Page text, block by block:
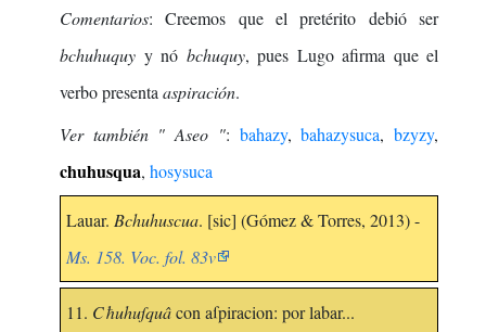
Comentarios: Creemos que el pretérito debió ser
bchuhuquy y nó bchuquy, pues Lugo afirma que el
verbo presenta aspiración.
Ver también " Aseo ": bahazy,bahazysuca,bzyzy,
chuhusqua, hosysuca
Lauar. Bchuhuscua. [sic] (Gómez & Torres, 2013) -
Ms. 158. Voc. fol. 83v
11. Cħuhuſquâcon aſpiracion: por labar...